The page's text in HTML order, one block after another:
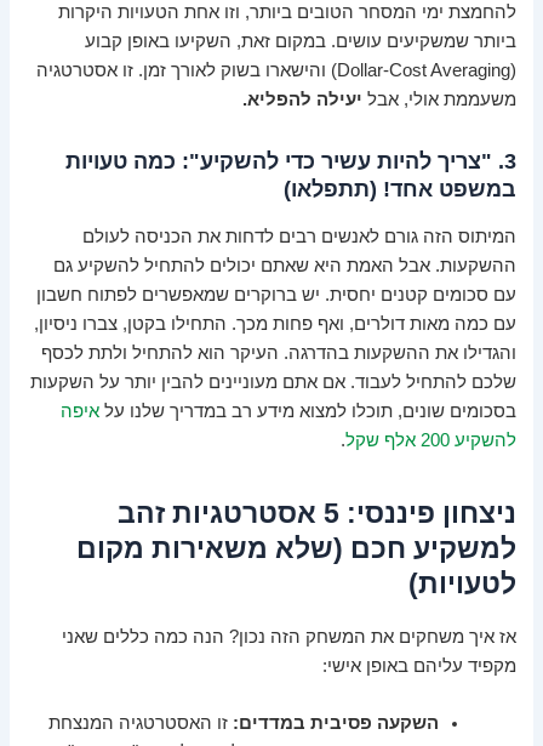
להחמצת ימי המסחר הטובים ביותר, וזו אחת הטעויות היקרות
ביותר שמשקיעים עושים. במקום זאת, השקיעו באופן קבוע
(Dollar-Cost Averaging) והישארו בשוק לאורך זמן. זו אסטרטגיה
משעממת אולי, אבל יעילה להפליא.
3. "צריך להיות עשיר כדי להשקיע": כמה טעויות
במשפט אחד! (תתפלאו)
המיתוס הזה גורם לאנשים רבים לדחות את הכניסה לעולם
ההשקעות. אבל האמת היא שאתם יכולים להתחיל להשקיע גם
עם סכומים קטנים יחסית. יש ברוקרים שמאפשרים לפתוח חשבון
עם כמה מאות דולרים, ואף פחות מכך. התחילו בקטן, צברו ניסיון,
והגדילו את ההשקעות בהדרגה. העיקר הוא להתחיל ולתת לכסף
שלכם להתחיל לעבוד. אם אתם מעוניינים להבין יותר על השקעות
בסכומים שונים, תוכלו למצוא מידע רב במדריך שלנו עלאיפה
להשקיע 200 אלף שקל
.
ניצחון פיננסי: 5 אסטרטגיות זהב
למשקיע חכם (שלא משאירות מקום
לטעויות)
אז איך משחקים את המשחק הזה נכון? הנה כמה כללים שאני
מקפיד עליהם באופן אישי:
השקעה פסיבית במדדים: זו האסטרטגיה המנצחת